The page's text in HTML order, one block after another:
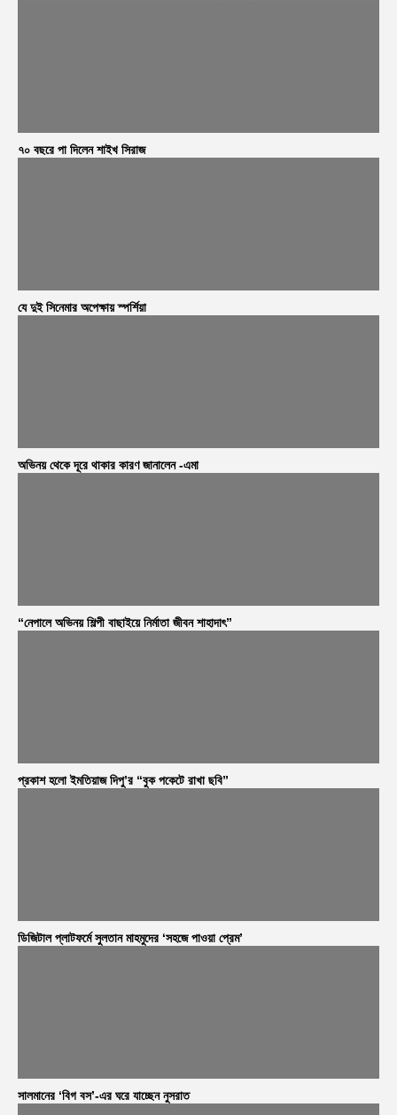
৭০ বছরে পা দিলেন শাইখ সিরাজ
যে দুই সিনেমার অপেক্ষায় স্পর্শিয়া
অভিনয় থেকে দূরে থাকার কারণ জানালেন -এমা
“নেপালে অভিনয় শিল্পী বাছাইয়ে নির্মাতা জীবন শাহাদাৎ”
প্রকাশ হলো ইমতিয়াজ দিপু’র “বুক পকেটে রাখা ছবি”
ডিজিটাল প্লাটফর্মে সুলতান মাহমুদের ‘সহজে পাওয়া প্রেম’
সালমানের ‘বিগ বস’-এর ঘরে যাচ্ছেন নুসরাত